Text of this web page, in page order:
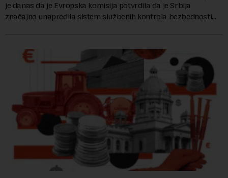
je danas da je Evropska komisija potvrdila da je Srbija
značajno unapredila sistem službenih kontrola bezbednosti